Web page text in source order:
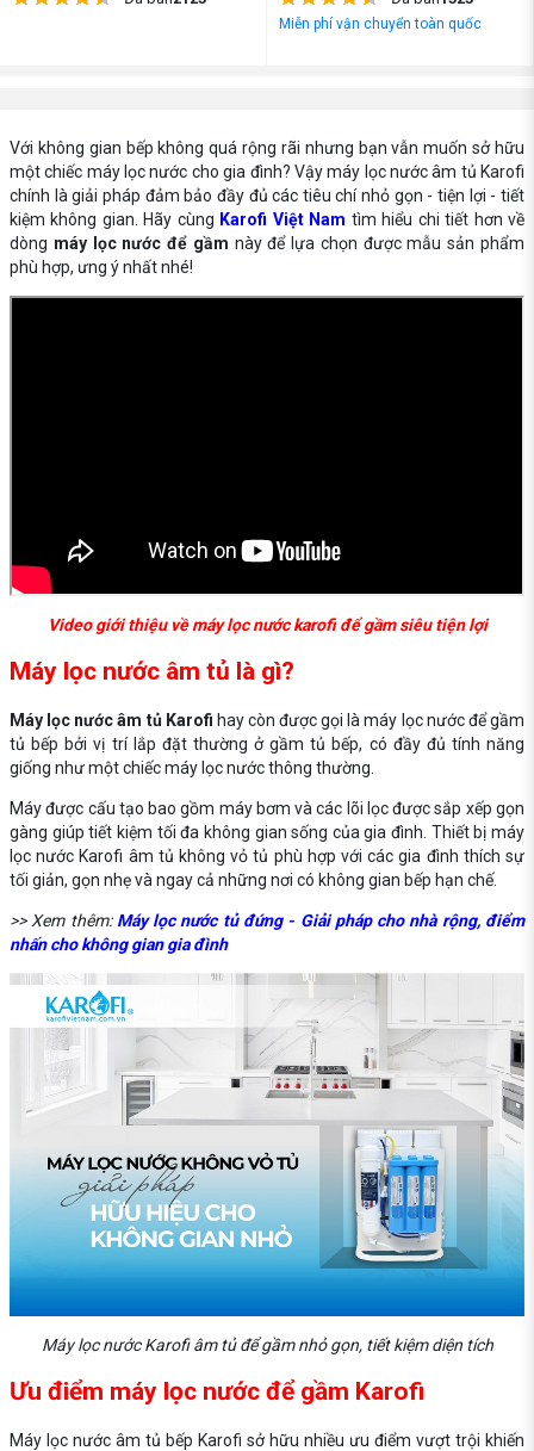
Miễn phí vận chuyển toàn quốc
Với không gian bếp không quá rộng rãi nhưng bạn vẫn muốn sở hữu
một chiếc máy lọc nước cho gia đình? Vậy máy lọc nước âm tủ Karofi
chính là giải pháp đảm bảo đầy đủ các tiêu chí nhỏ gọn - tiện lợi - tiết
kiệm không gian. Hãy cùng Karofi Việt Nam tìm hiểu chi tiết hơn về
dòng máy lọc nước để gầm này để lựa chọn được mẫu sản phẩm
phù hợp, ưng ý nhất nhé!
Video giới thiệu về máy lọc nước karofi để gầm siêu tiện lợi
Máy lọc nước âm tủ là gì?
Máy lọc nước âm tủ Karofi hay còn được gọi là máy lọc nước để gầm
tủ bếp bởi vị trí lắp đặt thường ở gầm tủ bếp, có đầy đủ tính năng
giống như một chiếc máy lọc nước thông thường.
Máy được cấu tạo bao gồm máy bơm và các lõi lọc được sắp xếp gọn
gàng giúp tiết kiệm tối đa không gian sống của gia đình. Thiết bị máy
lọc nước Karofi âm tủ không vỏ tủ phù hợp với các gia đình thích sự
tối giản, gọn nhẹ và ngay cả những nơi có không gian bếp hạn chế.
>> Xem thêm: Máy lọc nước tủ đứng - Giải pháp cho nhà rộng, điểm
nhấn cho không gian gia đình
Máy lọc nước Karofi âm tủ để gầm nhỏ gọn, tiết kiệm diện tích
Ưu điểm máy lọc nước để gầm Karofi
Máy lọc nước âm tủ bếp Karofi sở hữu nhiều ưu điểm vượt trội khiến